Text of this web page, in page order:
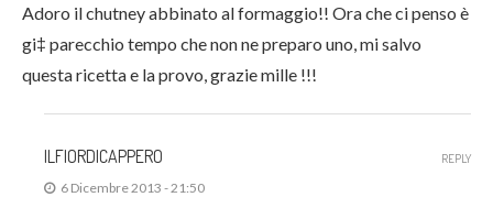
Adoro il chutney abbinato al formaggio!! Ora che ci penso è
gi‡ parecchio tempo che non ne preparo uno, mi salvo
questa ricetta e la provo, grazie mille !!!
ILFIORDICAPPERO
6 Dicembre 2013 - 21:50
REPLY